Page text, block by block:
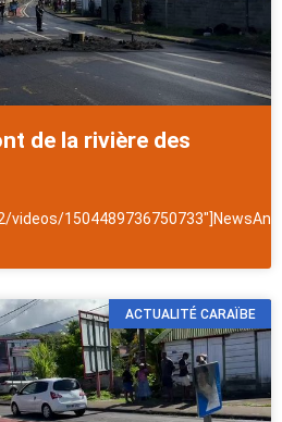
de la rivière des
videos/
ACTUALITÉ CARAÏBE